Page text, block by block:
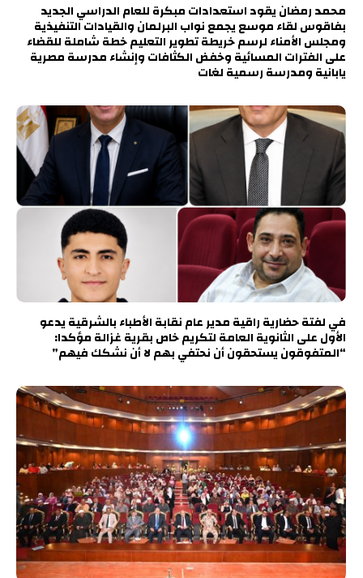
محمد رمضان يقود استعدادات مبكرة للعام الدراسي الجديد
بفاقوس لقاء موسع يجمع نواب البرلمان والقيادات التنفيذية
ومجلس الأمناء لرسم خريطة تطوير التعليم خطة شاملة للقضاء
على الفترات المسائية وخفض الكثافات وإنشاء مدرسة مصرية
يابانية ومدرسة رسمية لغات
في لفتة حضارية راقية مدير عام نقابة الأطباء بالشرقية يدعو
الأول على الثانوية العامة لتكريم خاص بقرية غزالة مؤكدا:
“المتفوقون يستحقون أن نحتفي بهم لا أن نشكك فيهم”